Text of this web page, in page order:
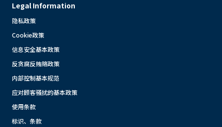
Legal Information
隐私政策
Cookie政策
信息安全基本政策
反贪腐反贿赂政策
内部控制基本规范
应对顾客骚扰的基本政策
使用条款
标识、条款